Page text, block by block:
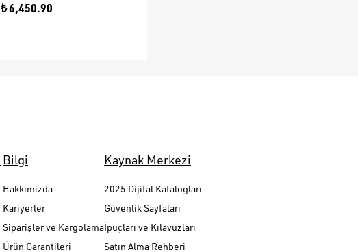
₺ 6,450.90
Bilgi
Hakkımızda
Kariyerler
Siparişler ve Kargolama
Ürün Garantileri
Kaynak Merkezi
2025 Dijital Katalogları
Güvenlik Sayfaları
İpuçları ve Kılavuzları
Satın Alma Rehberi